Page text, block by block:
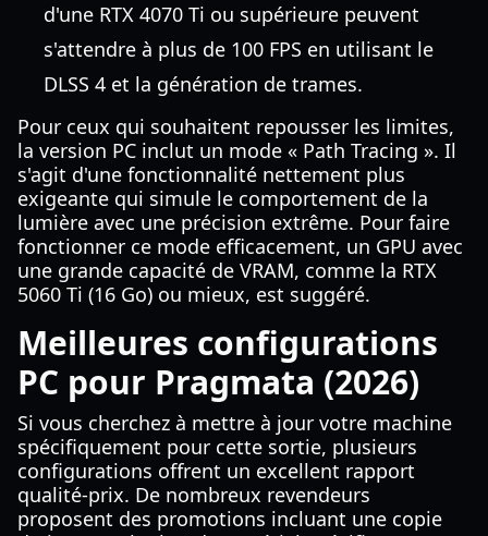
d'une RTX 4070 Ti ou supérieure peuvent
s'attendre à plus de 100 FPS en utilisant le
DLSS 4 et la génération de trames.
Pour ceux qui souhaitent repousser les limites,
la version PC inclut un mode « Path Tracing ». Il
s'agit d'une fonctionnalité nettement plus
exigeante qui simule le comportement de la
lumière avec une précision extrême. Pour faire
fonctionner ce mode efficacement, un GPU avec
une grande capacité de VRAM, comme la RTX
5060 Ti (16 Go) ou mieux, est suggéré.
Meilleures configurations
PC pour Pragmata (2026)
Si vous cherchez à mettre à jour votre machine
spécifiquement pour cette sortie, plusieurs
configurations offrent un excellent rapport
qualité-prix. De nombreux revendeurs
proposent des promotions incluant une copie